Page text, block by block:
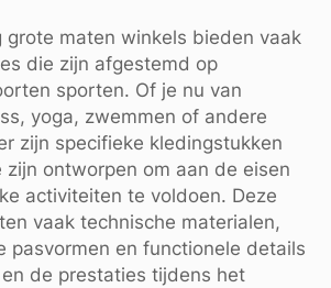
grote maten winkels bieden vaak
die zijn afgestemd op
sporten. Of je nu van
yoga, zwemmen of andere
zijn specifieke kledingstukken
zijn ontworpen om aan de eisen
activiteiten te voldoen. Deze
vaak technische materialen,
pasvormen en functionele details
de prestaties tijdens het